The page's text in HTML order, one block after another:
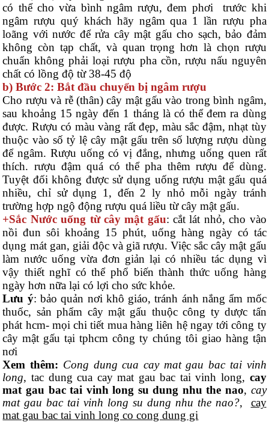
có thể cho vừa bình ngâm rượu, đem phơi trước khi
ngâm rượu quý khách hãy ngâm qua 1 lần rượu pha
loãng với nước để rửa cây mật gấu cho sạch, bảo đảm
không còn tạp chất, và quan trọng hơn là chọn rượu
chuẩn không phải loại rượu pha cồn, rượu nấu nguyên
chất có lồng độ từ 38-45 độ
b) Bước 2: Bắt đầu chuyển bị ngâm rượu
Cho rượu và rễ (thân) cây mật gấu vào trong bình ngâm,
sau khoảng 15 ngày đến 1 tháng là có thể đem ra dùng
được. Rượu có màu vàng rất đẹp, màu sắc đậm, nhạt tùy
thuộc vào số tỷ lệ cây mật gấu trên số lượng rượu dùng
để ngâm. Rượu uống có vị đắng, nhưng uống quen rất
thích. rượu đậm quá có thể pha thêm rượu để dùng.
Tuyệt đối không được sử dụng uống rượu mật gấu quá
nhiều, chỉ sử dụng 1, đến 2 ly nhỏ mỗi ngày tránh
trường hợp ngộ động rượu quá liều từ cây mật gấu.
+Sắc Nước uống từ cây mật gấu: cắt lát nhỏ, cho vào
nồi đun sôi khoảng 15 phút, uống hàng ngày có tác
dụng mát gan, giải độc và giã rượu. Việc sắc cây mật gấu
làm nước uống vừa đơn giản lại có nhiều tác dụng vì
vậy thiết nghĩ có thể phổ biến thành thức uống hàng
ngày hơn nữa lại có lợi cho sức khỏe.
Lưu ý: bảo quản nơi khô giáo, tránh ánh nắng ẩm mốc
thuốc, sản phẩm cây mật gấu thuộc công ty dược tấn
phát hcm- mọi chi tiết mua hàng liên hệ ngay tới công ty
cây mật gấu tại tphcm công ty chúng tôi giao hàng tận
nơi
Xem thêm: Cong dung cua cay mat gau bac tai vinh
long, tac dung cua cay mat gau bac tai vinh long, cay
mat gau bac tai vinh long su dung nhu the nao, cay
mat gau bac tai vinh long su dung nhu the nao?, cay
mat gau bac tai vinh long co cong dung gi